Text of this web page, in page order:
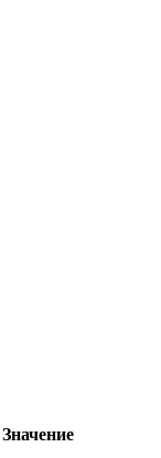
Значение